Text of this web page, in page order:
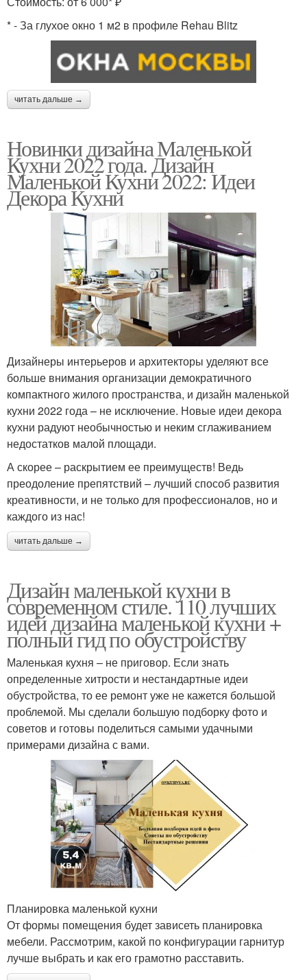
* - За глухое окно 1 м2 в профиле Rehau Blitz
читать дальше →
Новинки дизайна Маленькой
Кухни 2022 года. Дизайн
Маленькой Кухни 2022: Идеи
Декора Кухни
Дизайнеры интерьеров и архитекторы уделяют все
больше внимания организации демократичного
компактного жилого пространства, и дизайн маленькой
кухни 2022 года – не исключение. Новые идеи декора
кухни радуют необычностью и неким сглаживанием
недостатков малой площади.
А скорее – раскрытием ее преимуществ! Ведь
преодоление препятствий – лучший способ развития
креативности, и не только для профессионалов, но и
каждого из нас!
читать дальше →
Дизайн маленькой кухни в
современном стиле. 110 лучших
идей дизайна маленькой кухни +
полный гид по обустройству
Маленькая кухня – не приговор. Если знать
определенные хитрости и нестандартные идеи
обустройства, то ее ремонт уже не кажется большой
проблемой. Мы сделали большую подборку фото и
советов и готовы поделиться самыми удачными
примерами дизайна с вами.
Планировка маленькой кухни
От формы помещения будет зависеть планировка
мебели. Рассмотрим, какой по конфигурации гарнитур
лучше выбрать и как его грамотно расставить.